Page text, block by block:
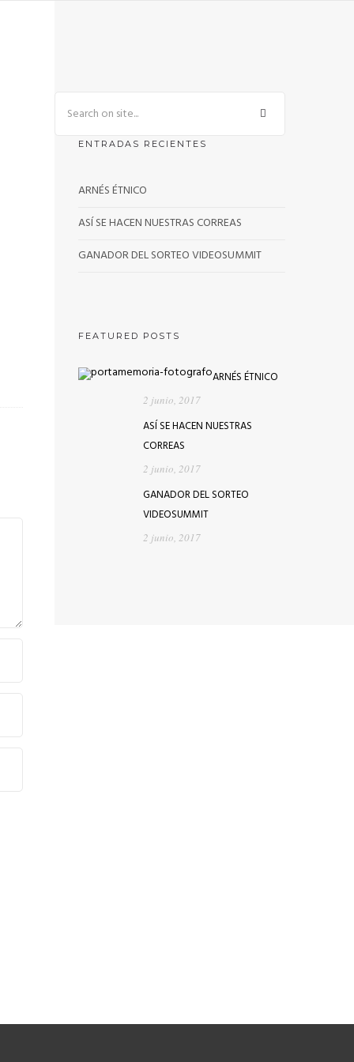
ENTRADAS RECIENTES
ARNÉS ÉTNICO
ASÍ SE HACEN NUESTRAS CORREAS
GANADOR DEL SORTEO VIDEOSUMMIT
FEATURED POSTS
ARNÉS ÉTNICO
2 junio, 2017
ASÍ SE HACEN NUESTRAS
CORREAS
2 junio, 2017
GANADOR DEL SORTEO
VIDEOSUMMIT
2 junio, 2017